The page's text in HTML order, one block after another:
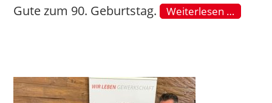
Gute zum 90. Geburtstag. Weiterlesen …